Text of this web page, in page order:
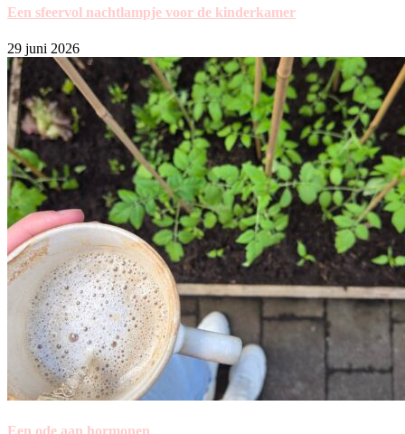
Een sfeervol nachtlampje voor de kinderkamer
29 juni 2026
Een ode aan hormonen